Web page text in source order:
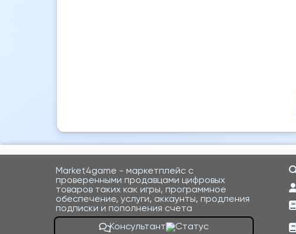
Market4game - маркетплейс с
проверенными продавцами цифровых
товаров таких как игры, программное
обеспечение, услуги, аккаунты, продления
подписки и пополнения счета
Консультант